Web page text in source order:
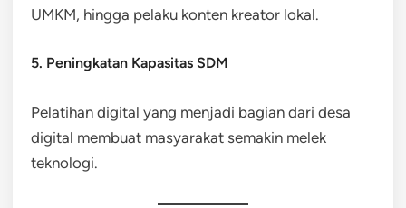
UMKM, hingga pelaku konten kreator lokal.
5. Peningkatan Kapasitas SDM
Pelatihan digital yang menjadi bagian dari desa
digital membuat masyarakat semakin melek
teknologi.